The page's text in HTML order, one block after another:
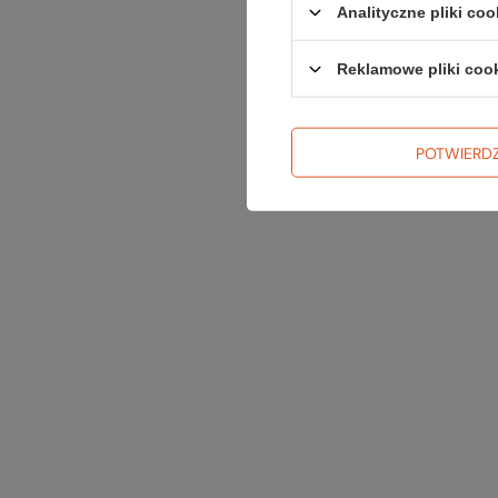
Analityczne pliki
Reklamowe pliki